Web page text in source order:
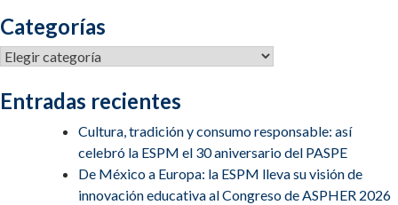
Categorías
Categorías
Entradas recientes
Cultura, tradición y consumo responsable: así
celebró la ESPM el 30 aniversario del PASPE
De México a Europa: la ESPM lleva su visión de
innovación educativa al Congreso de ASPHER 2026